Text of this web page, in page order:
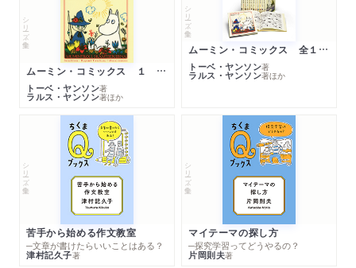
シリーズ・全集
ムーミン・コミックス １ 黄金のしっぽ
トーベ・ヤンソン著
ラルス・ヤンソン著ほか
シリーズ・全集
ムーミン・コミックス 全１４巻セット
トーベ・ヤンソン著
ラルス・ヤンソン著ほか
シリーズ・全集
苦手から始める作文教室
─文章が書けたらいいことはある？
津村記久子著
シリーズ・全集
マイテーマの探し方
─探究学習ってどうやるの？
片岡則夫著